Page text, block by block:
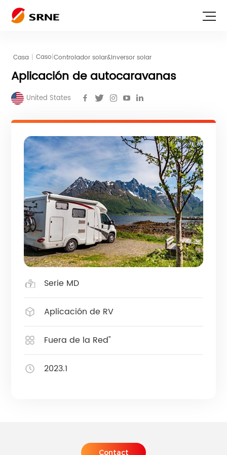
Casa | Caso|Controlador solar&inversor solar
Aplicación de autocaravanas
United States
Serie MD
Aplicación de RV
Fuera de la Red"
2023.1